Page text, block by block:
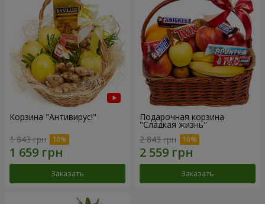
Корзина "Антивирус!"
1 843 грн
Заказать
Подарочная корзина
"Сладкая жизнь"
2 843 грн
Заказать